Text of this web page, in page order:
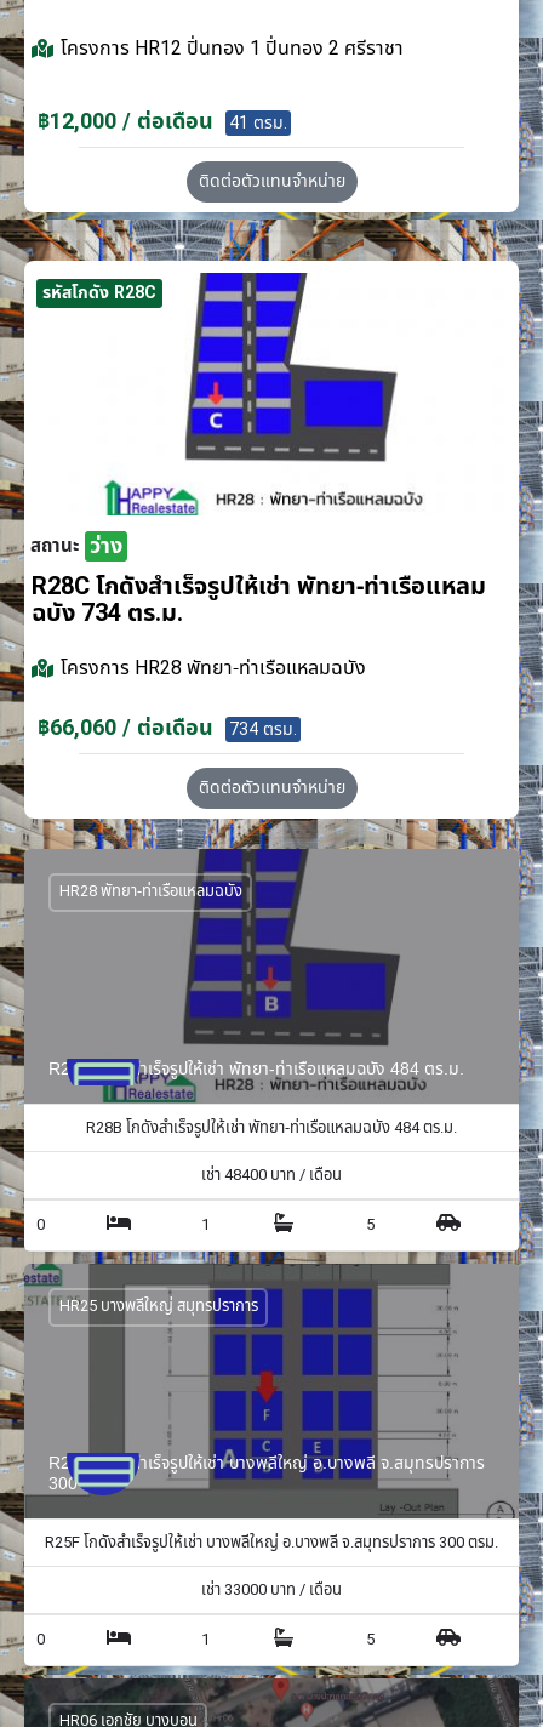
โครงการ HR12 ปิ่นทอง 1 ปิ่นทอง 2 ศรีราชา
฿12,000 / ต่อเดือน 41 ตรม.
ติดต่อตัวแทนจำหน่าย
รหัสโกดัง R28C
สถานะ ว่าง
R28C โกดังสำเร็จรูปให้เช่า พัทยา-ท่าเรือแหลม
ฉบัง 734 ตร.ม.
โครงการ HR28 พัทยา-ท่าเรือแหลมฉบัง
฿66,060 / ต่อเดือน 734 ตรม.
ติดต่อตัวแทนจำหน่าย
R28B โกดังสำเร็จรูปให้เช่า พัทยา-ท่าเรือแหลมฉบัง 484 ตร.ม.
HR28 พัทยา-ท่าเรือแหลมฉบัง
R28B โกดังสำเร็จรูปให้เช่า พัทยา-ท่าเรือแหลมฉบัง 484 ตร.ม.
เช่า48400 บาท / เดือน
0 1 5
R25F โกดังสำเร็จรูปให้เช่า บางพลีใหญ่ อ.บางพลี จ.สมุทรปราการ
300 ตรม.
HR25 บางพลีใหญ่ สมุทรปราการ
R25F โกดังสำเร็จรูปให้เช่า บางพลีใหญ่ อ.บางพลี จ.สมุทรปราการ 300 ตรม.
เช่า 33000 บาท / เดือน
0 1 5
HR06 เอกชัย บางบอน